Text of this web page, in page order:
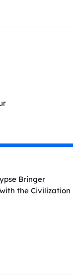
Bringer
the Civilization